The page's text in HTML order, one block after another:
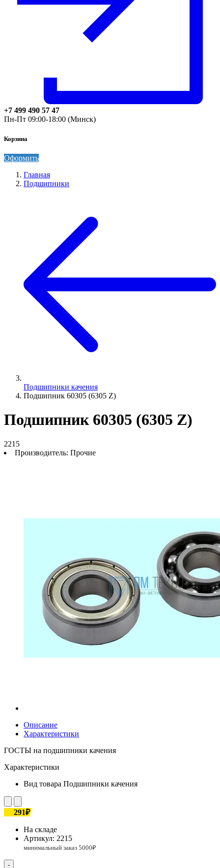
+7 499 490 57 47
Пн-Пт 09:00-18:00 (Минск)
Корзина
Оформить
Главная
Подшипники
Подшипники качения
Подшипник 60305 (6305 Z)
Подшипник 60305 (6305 Z)
2215
Производитель: Прочие
Описание
Характеристики
ГОСТЫ на подшипники качения
Характеристики
Вид товара Подшипники качения
291₽
На складе
Артикул: 2215
-